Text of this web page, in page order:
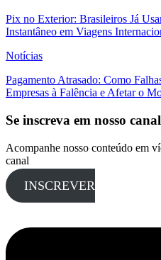
Pix no Exterior: Brasileiros Já
Instantâneo em Viagens
Notícias
Pagamento Atrasado: Como
Empresas à Falência e Afetar o
Se inscreva em nosso
Acompanhe nosso conteúdo em
canal
INSCREVER